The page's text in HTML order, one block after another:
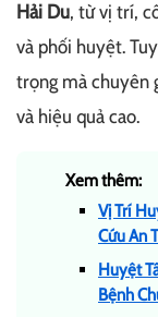
Hải Du, từ vị trí,
và phối huyệt.
trọng mà chuyên
và hiệu quả cao.
Xem thêm:
Vị Trí
Cứu An
Huyệt
Bệnh